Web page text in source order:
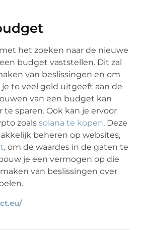
het zoeken naar de nieuwe
budget vaststellen. Dit zal
van beslissingen en om
te veel geld uitgeeft aan de
van een budget kan
te sparen. Ook kan je ervoor
zoalssolana te kopen. Deze
beheren op websites,
, om de waardes in de gaten te
je een vermogen op die
van beslissingen over